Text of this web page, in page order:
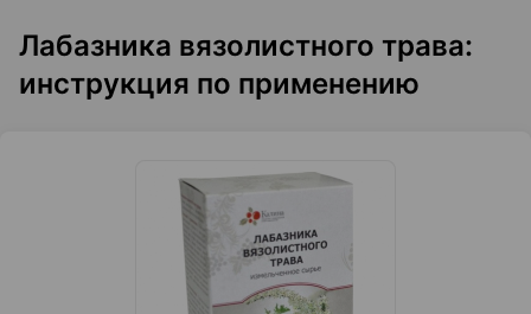
Лабазника вязолистного трава:
инструкция по применению